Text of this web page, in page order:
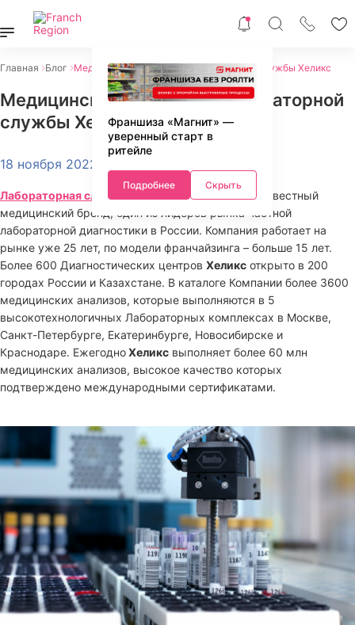
Франшиза «Магнит» —
уверенный старт в
ритейле
Подробнее Скрыть
Главная Блог Медицинская франшиза Лабораторной службы Хеликс
Медицинская франшиза Лабораторной
службы Хеликс
18 ноября 2022
Лабораторная служба Хеликс
– это сильный и известный
медицинский бренд, один из лидеров рынка частной
лабораторной диагностики в России. Компания работает на
рынке уже 25 лет, по модели франчайзинга – больше 15 лет.
Более 600 Диагностических центров Хеликс открыто в 200
городах России и Казахстане. В каталоге Компании более 3600
медицинских анализов, которые выполняются в 5
высокотехнологичных Лабораторных комплексах в Москве,
Санкт-Петербурге, Екатеринбурге, Новосибирске и
Краснодаре. ЕжегодноХеликс выполняет более 60 млн
медицинских анализов, высокое качество которых
подтверждено международными сертификатами.